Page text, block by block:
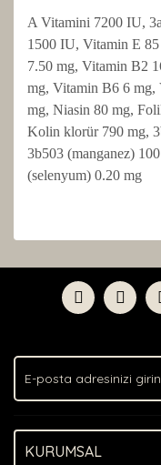
A Vitamini 7200 IU,
1500 IU, Vitamin E
7.50 mg, Vitamin B2
mg, Vitamin B6 6
mg, Niasin 80 mg,
Kolin klorür 790 mg,
3b503 (manganez)
(selenyum) 0.20 mg
formunu kullanarak
Görüş ve
Ürün
Ürün bilgilerinde
Bu ürüne benzer
KURUMSAL